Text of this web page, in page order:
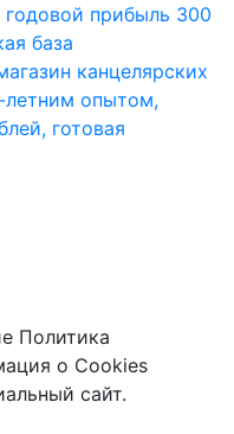
канцелярских
летним опытом,
готовая
Политика
о Cookies
сайт.